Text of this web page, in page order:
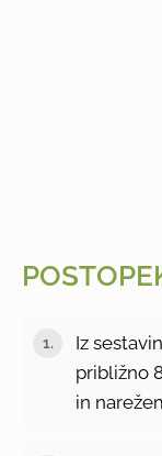
Iz
približno
in